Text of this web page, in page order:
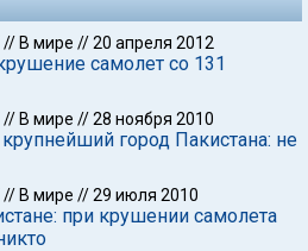
// В мире //20 апреля 2012
самолет со 131
// В мире //28 ноября 2010
город Пакистана: не
// В мире //29 июля 2010
при крушении самолета